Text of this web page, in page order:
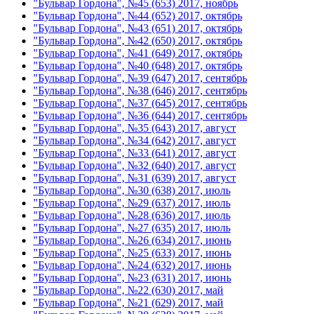
"Бульвар Гордона", №45 (653) 2017, ноябрь
"Бульвар Гордона", №44 (652) 2017, октябрь
"Бульвар Гордона", №43 (651) 2017, октябрь
"Бульвар Гордона", №42 (650) 2017, октябрь
"Бульвар Гордона", №41 (649) 2017, октябрь
"Бульвар Гордона", №40 (648) 2017, октябрь
"Бульвар Гордона", №39 (647) 2017, сентябрь
"Бульвар Гордона", №38 (646) 2017, сентябрь
"Бульвар Гордона", №37 (645) 2017, сентябрь
"Бульвар Гордона", №36 (644) 2017, сентябрь
"Бульвар Гордона", №35 (643) 2017, август
"Бульвар Гордона", №34 (642) 2017, август
"Бульвар Гордона", №33 (641) 2017, август
"Бульвар Гордона", №32 (640) 2017, август
"Бульвар Гордона", №31 (639) 2017, август
"Бульвар Гордона", №30 (638) 2017, июль
"Бульвар Гордона", №29 (637) 2017, июль
"Бульвар Гордона", №28 (636) 2017, июль
"Бульвар Гордона", №27 (635) 2017, июль
"Бульвар Гордона", №26 (634) 2017, июнь
"Бульвар Гордона", №25 (633) 2017, июнь
"Бульвар Гордона", №24 (632) 2017, июнь
"Бульвар Гордона", №23 (631) 2017, июнь
"Бульвар Гордона", №22 (630) 2017, май
"Бульвар Гордона", №21 (629) 2017, май